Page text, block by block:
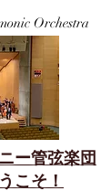
ー管弦楽団
こそ！
Orchestra